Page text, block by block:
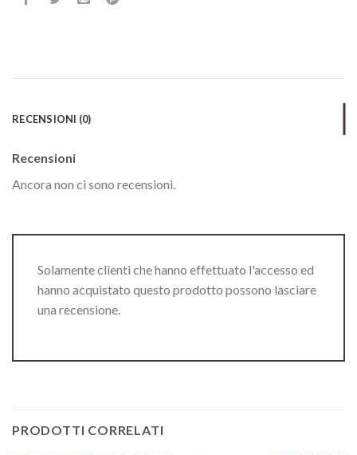
RECENSIONI (0)
Recensioni
Ancora non ci sono recensioni.
Solamente clienti che hanno effettuato l'accesso ed
hanno acquistato questo prodotto possono lasciare
una recensione.
PRODOTTI CORRELATI